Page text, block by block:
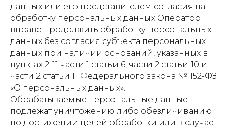
данных или его представителем согласия на
обработку персональных данных Оператор
вправе продолжить обработку персональных
данных без согласия субъекта персональных
данных при наличии оснований, указанных в
пунктах 2-11 части 1 статьи 6, части 2 статьи 10 и
части 2 статьи 11 Федерального закона № 152-ФЗ
«О персональных данных».
Обрабатываемые персональные данные
подлежат уничтожению либо обезличиванию
по достижении целей обработки или в случае